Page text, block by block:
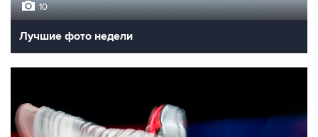
10
Лучшие фото недели